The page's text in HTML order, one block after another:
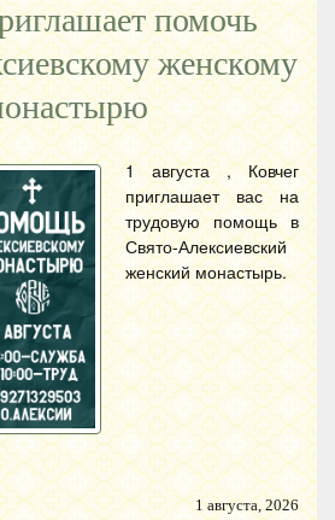
помочь
женскому
1 августа , Ковчег
приглашает вас на
трудовую помощь в
Свято-Алексиевский
женский монастырь.
1 августа, 2026